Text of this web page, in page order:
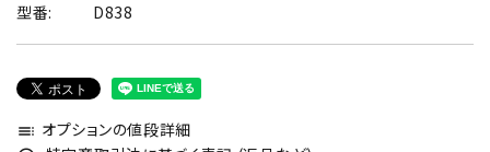
型番: D838
toc オプションの値段詳細